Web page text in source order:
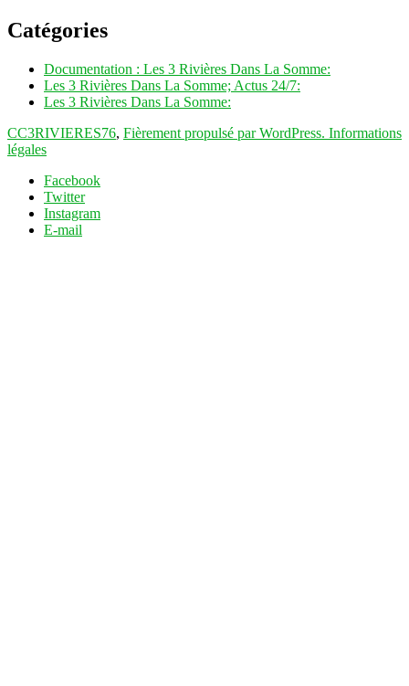
Catégories
Documentation : Les 3 Rivières Dans La Somme:
Les 3 Rivières Dans La Somme; Actus 24/7:
Les 3 Rivières Dans La Somme:
CC3RIVIERES76, Fièrement propulsé par WordPress. Informations
légales
Facebook
Twitter
Instagram
E-mail